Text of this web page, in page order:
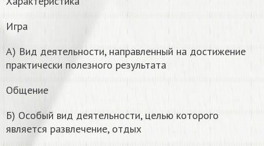
Игра
А) Вид деятельности, направленный на достижение
практически полезного результата
Общение
Б) Особый вид деятельности, целью которого
является развлечение, отдых